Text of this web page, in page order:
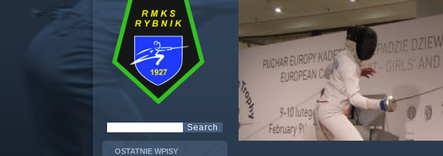
OSTATNIE WPISY